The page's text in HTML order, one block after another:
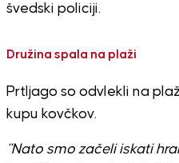
švedski policiji.
Družina spala na plaži
Prtljago so odvlekli na
kupu kovčkov.
“Nato smo začeli iskati